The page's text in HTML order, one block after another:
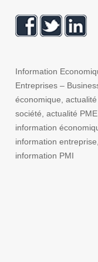
Information
Entreprises –
économique,
société, actualité
information
information
information PMI